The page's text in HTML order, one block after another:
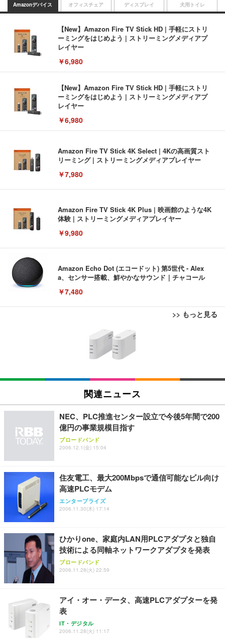
Amazonデバイス
【New】Amazon Fire TV Stick HD | 手軽にストリ
ーミングをはじめよう | ストリーミングメディアプ
レイヤー
￥6,980
【New】Amazon Fire TV Stick HD | 手軽にストリ
ーミングをはじめよう | ストリーミングメディアプ
レイヤー
￥6,980
Amazon Fire TV Stick 4K Select | 4Kの高画質スト
リーミング | ストリーミングメディアプレイヤー
￥7,980
Amazon Fire TV Stick 4K Plus | 映画館のような4K
体験 | ストリーミングメディアプレイヤー
￥9,980
Amazon Echo Dot (エコードット) 第5世代 - Alex
a、センサー搭載、鮮やかなサウンド｜チャコール
￥7,480
>> もっと見る
オフィスチェア
[EdoErgo] オフィスチェア 椅子 テレワーク 疲れな
い 跳ね上げ式アームレスト コンパクト 約105度ロッ
キング pc 事務椅子 360度回転 座面昇降 強化ナイロ
ン樹脂ベース 通気性メッシュ 在宅ワーク H-WY01
SIHOO B100 オフィスチェア／デスクチェア メッシ
ュチェア 人間工学 疲れない ブラック
￥27,999
Sezlife オフィスチェア デスクチェア 疲れない テレ
レスト 3Dヘッドレスト ハンガー付き 高反発クッシ
ョン PCチェア 通気性メッシュ ゲーミング/勉強/事
務用 おしゃれ パソコンチェア (ブラック)
￥7,680
Sezlife オフィスチェア デスクチェア 疲れない テレ
レスト 3Dヘッドレスト ハンガー付き 高反発クッシ
ョン PCチェア 通気性メッシュ ゲーミング/勉強/事
務用 おしゃれ パソコンチェア (ホワイト)
￥7,680
ANDWINT オフィスチェア デスクチェア 肘なし メ
ト 幅52×奥行58.5×高さ84～96cm テレワーク 在宅
勤務 ブラック
￥4,139
ディスプレイ
EIZO ビジネス向けプレミアムモニター | FlexScan
EV3240X-WT | 31.5型4K UHD・USB Type-C・ホワ
EIZO ビジネス向けプレミアムモニター | FlexScan
EV2740X-WT | 27.0型4K UHD・USB Type-C・ホワ
￥109,572
￥49,979
【整備済み品】Dell E2724HS 27インチ 液晶モニタ
応 ComfortView ビジネス向け
￥15,800
【MiniLED/24.5inch/280Hz/FHD】GRAPHT THE S
像低減 (3年保証 | 輝点保証 | 日本メーカー)
￥34,980
犬用トイレ
Amazonベーシック ペットシーツ 薄型 レギュラー 1
回使い捨て 無香料 ホワイト 300枚
Amazonベーシック ペットシーツ 厚型 ワイド 42枚
x2袋(84枚) ホワイト(吸収面:ライトブルー)
￥3,234
￥1,800
Smart Basic(スマートベーシック) 【Amazon.co.jp
￥3,670
アイリスオーヤマ ペットシーツ 超厚型 お徳用 レギ
￥3,731
関連ニュース
NEC、PLC推進センター設立で今後5年間で200
億円の事業規模目指す
ブロードバンド
2006.12.1(金) 15:04
住友電工、最大200Mbpsで通信可能なビル向け
高速PLCモデム
エンタープライズ
2006.11.30(木) 17:14
ひかりone、家庭内LAN用PLCアダプタと独自
技術による同軸ネットワークアダプタを発表
ブロードバンド
2006.11.28(火) 22:59
アイ・オー・データ、高速PLCアダプターを発
表
IT・デジタル
2006.11.28(火) 11:17